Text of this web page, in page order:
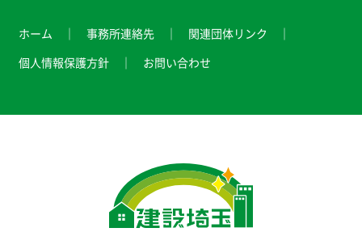
ホーム 事務所連絡先
関連団体リンク
個人情報保護方針
お問い合わせ